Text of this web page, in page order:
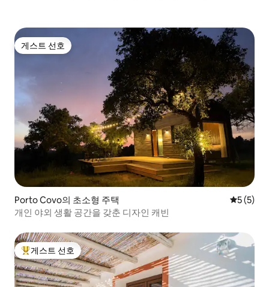
게스트 선호
게스트 선호
Porto Covo의 초소형 주택 평점 5점
5 (5)
개인 야외 생활 공간을 갖춘 디자인 캐빈
상위 게스트 선호
게스트 선호